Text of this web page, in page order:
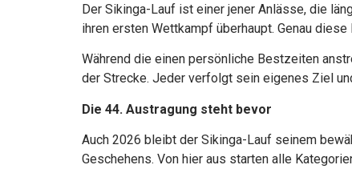
Der Sikinga-Lauf ist einer jener Anlässe, die
ihren ersten Wettkampf überhaupt. Genau
Während die einen persönliche Bestzeiten
der Strecke. Jeder verfolgt sein eigenes Ziel
Die 44. Austragung steht bevor
Auch 2026 bleibt der Sikinga-Lauf seinem
Geschehens. Von hier aus starten alle